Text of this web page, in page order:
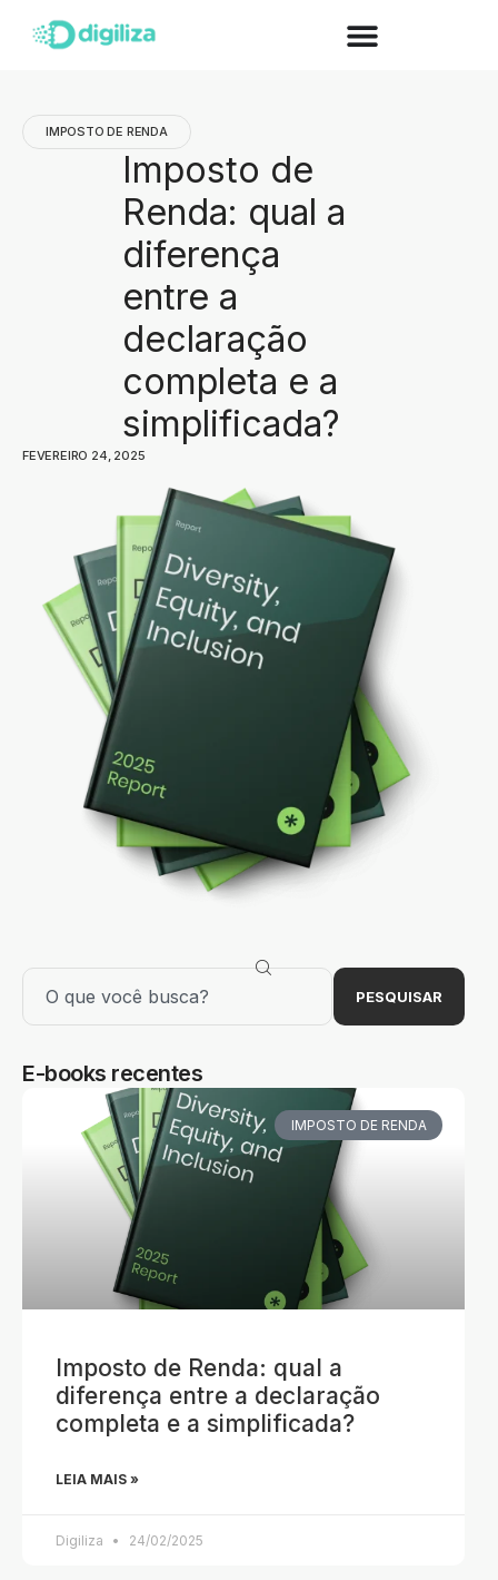
IMPOSTO DE RENDA
Imposto de
Renda: qual a
diferença
entre a
declaração
completa e a
simplificada?
FEVEREIRO 24, 2025
PESQUISAR
E-books recentes
IMPOSTO DE RENDA
Imposto de Renda: qual a
diferença entre a declaração
completa e a simplificada?
LEIA MAIS »
Digiliza 24/02/2025